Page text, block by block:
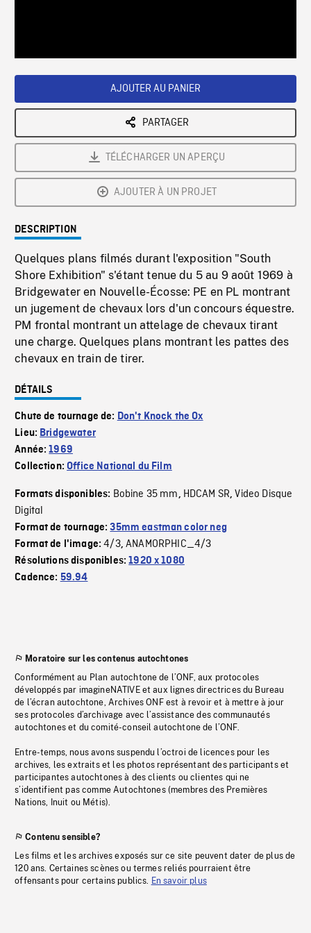
AJOUTER AU PANIER
PARTAGER
TÉLÉCHARGER UN APERÇU
AJOUTER À UN PROJET
DESCRIPTION
Quelques plans filmés durant l'exposition "South
Shore Exhibition" s'étant tenue du 5 au 9 août 1969 à
Bridgewater en Nouvelle-Écosse: PE en PL montrant
un jugement de chevaux lors d'un concours équestre.
PM frontal montrant un attelage de chevaux tirant
une charge. Quelques plans montrant les pattes des
chevaux en train de tirer.
DÉTAILS
Chute de tournage de: Don't Knock the Ox
Lieu: Bridgewater
Année:1969
Collection:Office National du Film
Formats disponibles: Bobine 35 mm, HDCAM SR,Video Disque
Digital
Format de tournage:35mm eastman color neg
Format de l'image:4/3,ANAMORPHIC_4/3
Résolutions disponibles:1920 x 1080
Cadence: 59.94
Moratoire sur les contenus autochtones
Conformément au Plan autochtone de l’ONF, aux protocoles
développés par imagineNATIVE et aux lignes directrices du Bureau
de l’écran autochtone, Archives ONF est à revoir et à mettre à jour
ses protocoles d’archivage avec l’assistance des communautés
autochtones et du comité-conseil autochtone de l’ONF.
Entre-temps, nous avons suspendu l’octroi de licences pour les
archives, les extraits et les photos représentant des participants et
participantes autochtones à des clients ou clientes qui ne
s’identifient pas comme Autochtones (membres des Premières
Nations, Inuit ou Métis).
Contenu sensible?
Les films et les archives exposés sur ce site peuvent dater de plus de
120 ans. Certaines scènes ou termes reliés pourraient être
offensants pour certains publics. En savoir plus